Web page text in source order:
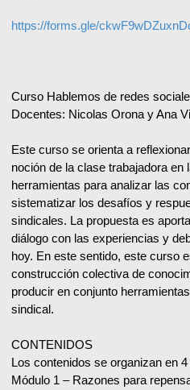
https://forms.gle/
Curso Hablemos de redes
Docentes: Nicolas Orona y Ana
Este curso se orienta a
noción de la clase trabajadora en
herramientas para analizar las
sistematizar los desafíos y
sindicales. La propuesta es
diálogo con las experiencias y
hoy. En este sentido, este curso
construcción colectiva de
producir en conjunto
sindical.
CONTENIDOS
Los contenidos se organizan en
Módulo 1 – Razones para